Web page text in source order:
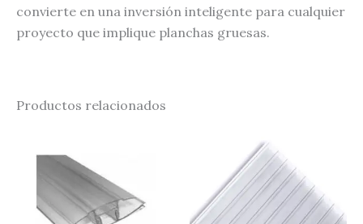
convierte en una inversión inteligente para cualquier
proyecto que implique planchas gruesas.
Productos relacionados